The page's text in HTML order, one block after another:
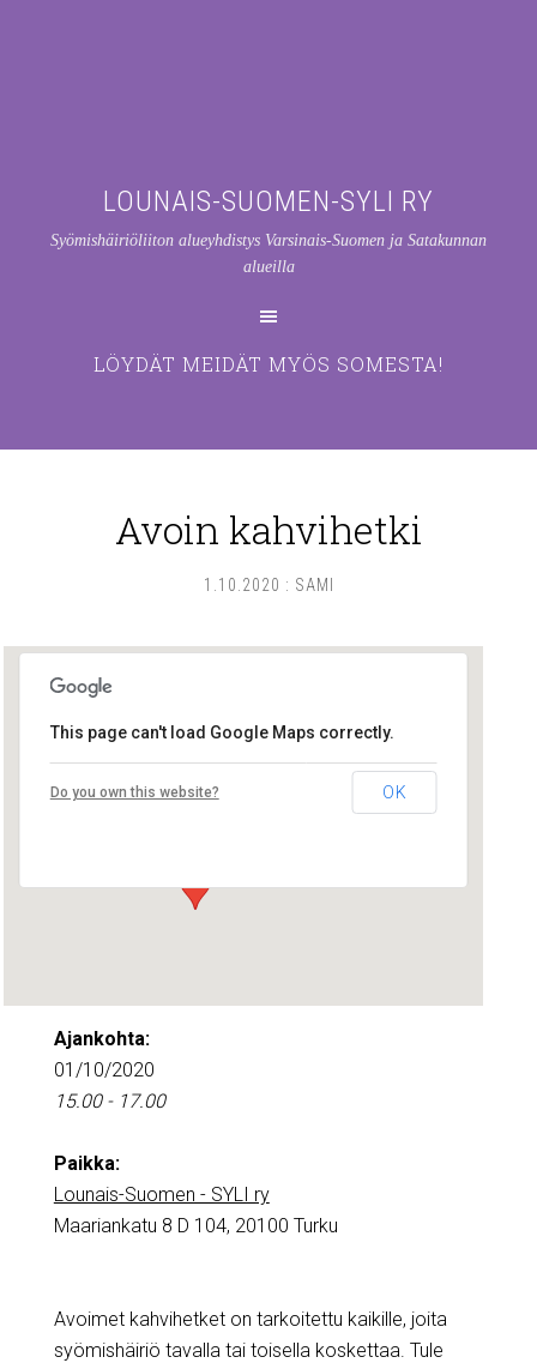
LOUNAIS-SUOMEN-SYLI RY
Syömishäiriöliiton alueyhdistys Varsinais-Suomen ja Satakunnan
alueilla
LÖYDÄT MEIDÄT MYÖS SOMESTA!
Avoin kahvihetki
1.10.2020 : SAMI
Lounais-Suomen – SYLI ry
Maariankatu 8 D 104 - Turku
This page can't load Google Maps correctly.
Do you own this website? OK
Ajankohta:
01/10/2020
15.00 - 17.00
Paikka:
Lounais-Suomen - SYLI ry
Maariankatu 8 D 104, 20100 Turku
Avoimet kahvihetket on tarkoitettu kaikille, joita
syömishäiriö tavalla tai toisella koskettaa. Tule